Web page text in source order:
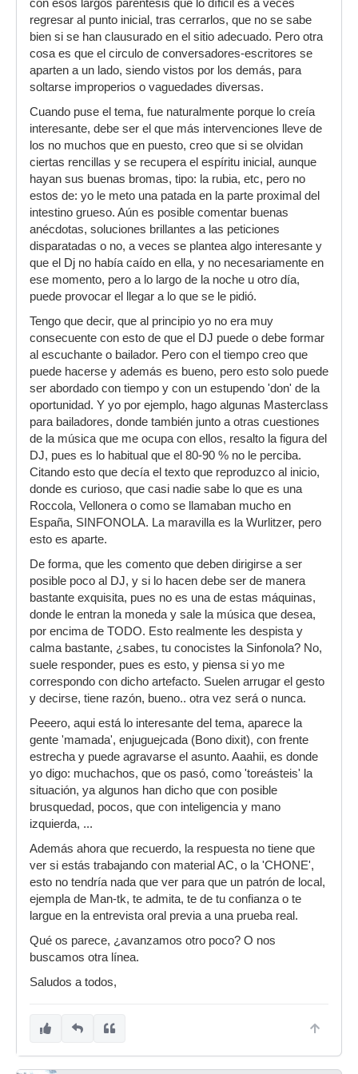
personas en la fiesta vienen a escuchar música
electrónica y que por una persona no le voy
arruinar el viaje al resto.
3.- Si se ponen pesados "No soy una rocola, soy
un dj si usted quería escuchar otra música
hubiera ido a otra fiesta".
con esos largos paréntesis que lo díficil es a veces
regresar al punto inicial, tras cerrarlos, que no se sabe
bien si se han clausurado en el sitio adecuado. Pero otra
cosa es que el circulo de conversadores-escritores se
aparten a un lado, siendo vistos por los demás, para
soltarse improperios o vaguedades diversas.
Cuando puse el tema, fue naturalmente porque lo creía
interesante, debe ser el que más intervenciones lleve de
los no muchos que en puesto, creo que si se olvidan
ciertas rencillas y se recupera el espíritu inicial, aunque
hayan sus buenas bromas, tipo: la rubia, etc, pero no
estos de: yo le meto una patada en la parte proximal del
intestino grueso. Aún es posible comentar buenas
anécdotas, soluciones brillantes a las peticiones
disparatadas o no, a veces se plantea algo interesante y
que el Dj no había caído en ella, y no necesariamente en
ese momento, pero a lo largo de la noche u otro día,
puede provocar el llegar a lo que se le pidió.
Tengo que decir, que al principio yo no era muy
consecuente con esto de que el DJ puede o debe formar
al escuchante o bailador. Pero con el tiempo creo que
puede hacerse y además es bueno, pero esto solo puede
ser abordado con tiempo y con un estupendo 'don' de la
oportunidad. Y yo por ejemplo, hago algunas Masterclass
para bailadores, donde también junto a otras cuestiones
de la música que me ocupa con ellos, resalto la figura del
DJ, pues es lo habitual que el 80-90 % no le perciba.
Citando esto que decía el texto que reproduzco al inicio,
donde es curioso, que casi nadie sabe lo que es una
Roccola, Vellonera o como se llamaban mucho en
España, SINFONOLA. La maravilla es la Wurlitzer, pero
esto es aparte.
De forma, que les comento que deben dirigirse a ser
posible poco al DJ, y si lo hacen debe ser de manera
bastante exquisita, pues no es una de estas máquinas,
donde le entran la moneda y sale la música que desea,
por encima de TODO. Esto realmente les despista y
calma bastante, ¿sabes, tu conocistes la Sinfonola? No,
suele responder, pues es esto, y piensa si yo me
correspondo con dicho artefacto. Suelen arrugar el gesto
y decirse, tiene razón, bueno.. otra vez será o nunca.
Peeero, aqui está lo interesante del tema, aparece la
gente 'mamada', enjuguejcada (Bono dixit), con frente
estrecha y puede agravarse el asunto. Aaahii, es donde
yo digo: muchachos, que os pasó, como 'toreásteis' la
situación, ya algunos han dicho que con posible
brusquedad, pocos, que con inteligencia y mano
izquierda, ...
Además ahora que recuerdo, la respuesta no tiene que
ver si estás trabajando con material AC, o la 'CHONE',
esto no tendría nada que ver para que un patrón de local,
ejempla de Man-tk, te admita, te de tu confianza o te
largue en la entrevista oral previa a una prueba real.
Qué os parece, ¿avanzamos otro poco? O nos
buscamos otra línea.
Saludos a todos,